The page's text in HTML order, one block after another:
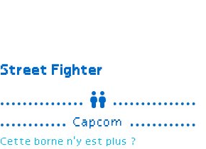
Street Fighter
Capcom
Cette borne n'y est plus ?